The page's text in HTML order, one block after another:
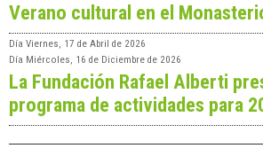
Verano cultural en el
Día Viernes, 17 de Abril de 2026
Día Miércoles, 16 de Diciembre de 2026
La Fundación Rafael Alberti
programa de actividades para